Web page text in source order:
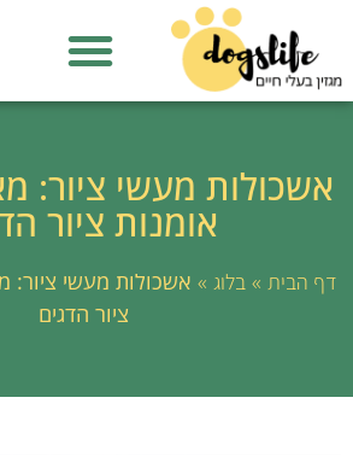
אשכולות מעשי ציור:
אומנות ציור
דף הבית » בלוג » אשכולות מעשי ציור:
ציור הדגים